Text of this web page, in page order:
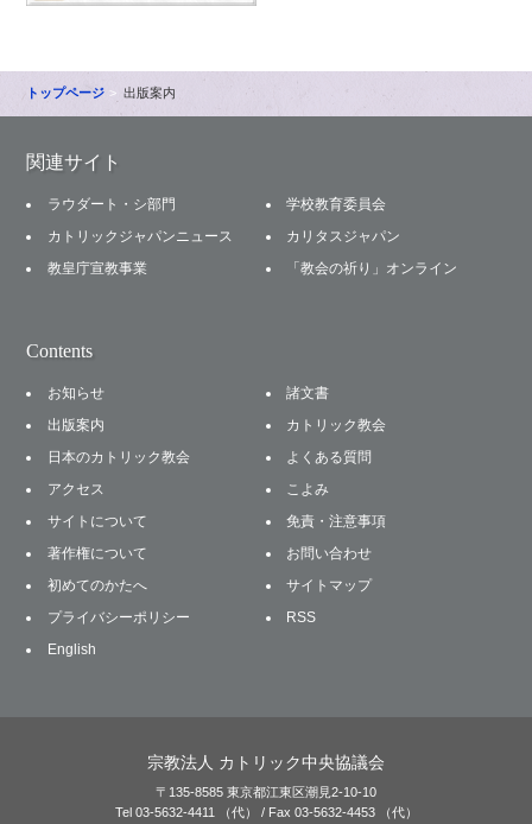
トップページ 出版案内
関連サイト
ラウダート・シ部門
学校教育委員会
カトリックジャパンニュース
カリタスジャパン
教皇庁宣教事業
「教会の祈り」オンライン
Contents
お知らせ
諸文書
出版案内
カトリック教会
日本のカトリック教会
よくある質問
アクセス
こよみ
サイトについて
免責・注意事項
著作権について
お問い合わせ
初めてのかたへ
サイトマップ
プライバシーポリシー
RSS
English
宗教法人 カトリック中央協議会
〒135-8585 東京都江東区潮見2-10-10
Tel 03-5632-4411 （代） / Fax 03-5632-4453 （代）